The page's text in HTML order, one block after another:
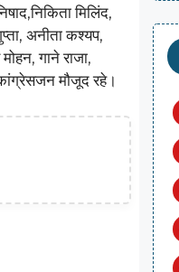
मिलिंद,
अनीता कश्यप,
गाने राजा,
मौजूद रहे।